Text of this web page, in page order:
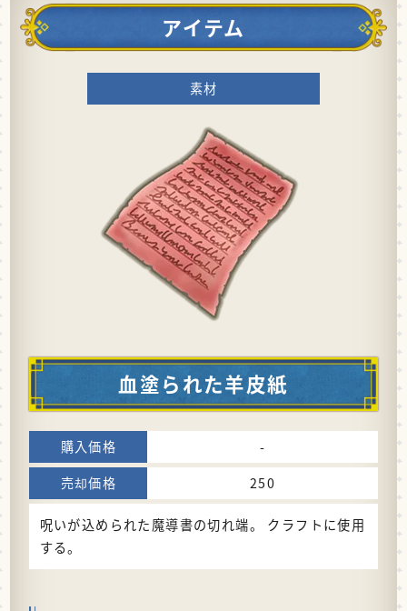
アイテム
素材
血塗られた羊皮紙
-
250
呪いが込められた魔導書の切れ端。 クラフトに使用
する。